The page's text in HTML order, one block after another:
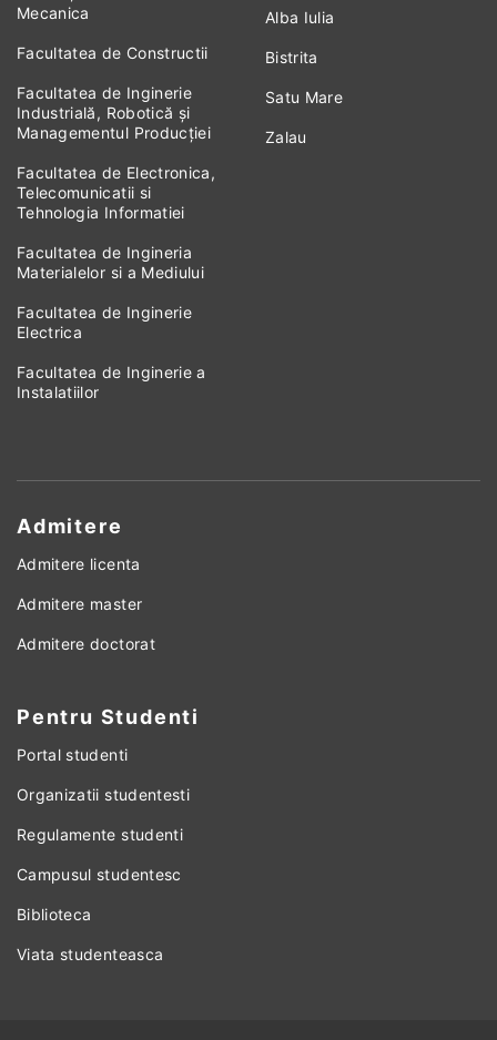
Mecanica
Facultatea de Constructii
Facultatea de Inginerie
Industrială, Robotică și
Managementul Producției
Facultatea de Electronica,
Telecomunicatii si
Tehnologia Informatiei
Facultatea de Ingineria
Materialelor si a Mediului
Facultatea de Inginerie
Electrica
Facultatea de Inginerie a
Instalatiilor
Alba Iulia
Bistrita
Satu Mare
Zalau
Admitere
Admitere licenta
Admitere master
Admitere doctorat
Pentru Studenti
Portal studenti
Organizatii studentesti
Regulamente studenti
Campusul studentesc
Biblioteca
Viata studenteasca